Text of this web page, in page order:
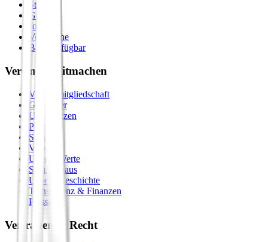
Städte
Galerie
Journal
Vergleiche
Bald verfügbar
Verein & Mitmachen
Vereinsmitgliedschaft
Gastgeber
Unterstützen
Premium
Shop
Vision
Unsere Werte
Seminarhaus
Unsere Geschichte
Transparenz & Finanzen
Presse
Vertrauen & Recht